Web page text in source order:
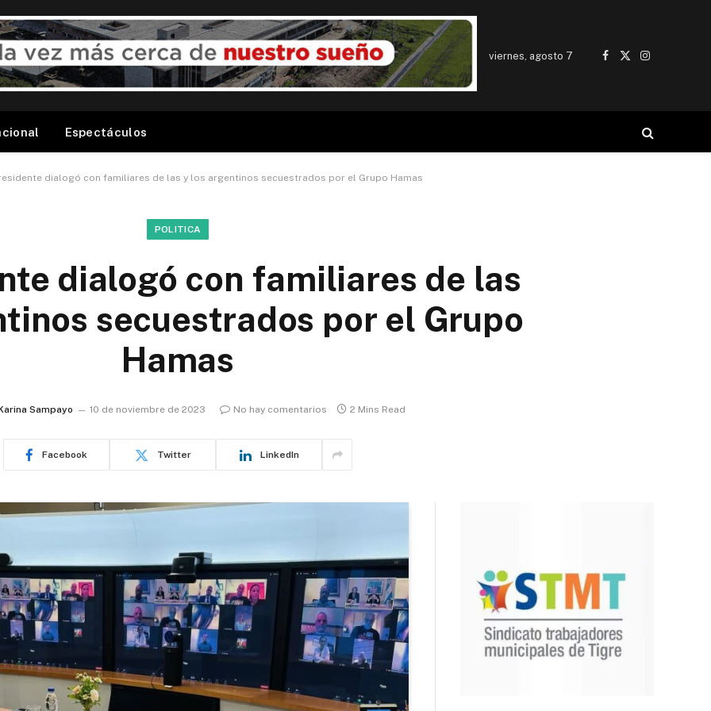
viernes, agosto 7
Facebook
X
Instagram
Espectáculos
dialogó con familiares de las y los argentinos secuestrados por el Grupo Hamas
POLITICA
dialogó con familiares de las
secuestrados por el Grupo
Hamas
Sampayo 10 de noviembre de 2023 No hay comentarios 2 Mins Read
Facebook Twitter LinkedIn